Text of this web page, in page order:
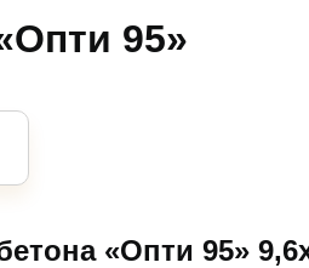
95»
«Опти 95»